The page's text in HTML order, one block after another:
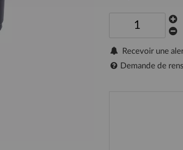
Recevoir une
Demande de